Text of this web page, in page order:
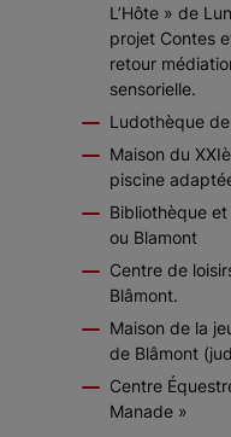
L’Hôte » de
projet Contes
retour
sensorielle.
Ludothèque
Maison du
piscine
Bibliothèque
ou Blamont
Centre de
Blâmont.
Maison de la
de Blâmont
Centre
Manade »